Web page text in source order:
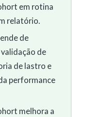
em rotina
relatório.
de
de
de lastro e
performance
melhora a